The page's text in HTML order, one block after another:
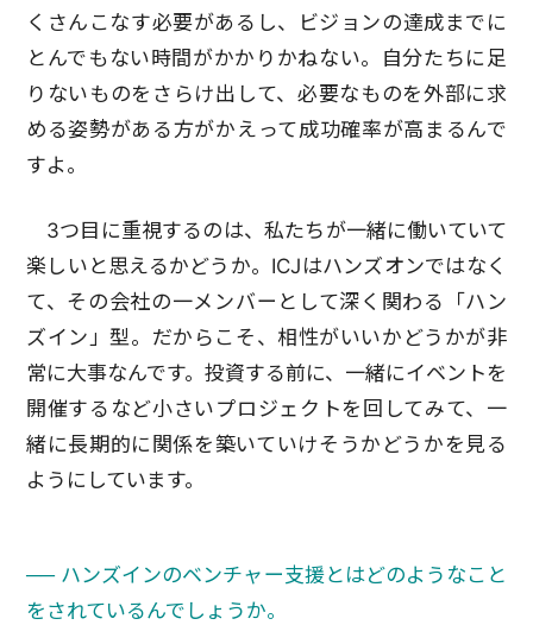
くさんこなす必要があるし、ビジョンの達成までに
とんでもない時間がかかりかねない。自分たちに足
りないものをさらけ出して、必要なものを外部に求
める姿勢がある方がかえって成功確率が高まるんで
すよ。
3つ目に重視するのは、私たちが一緒に働いていて
楽しいと思えるかどうか。ICJはハンズオンではなく
て、その会社の一メンバーとして深く関わる「ハン
ズイン」型。だからこそ、相性がいいかどうかが非
常に大事なんです。投資する前に、一緒にイベントを
開催するなど小さいプロジェクトを回してみて、一
緒に長期的に関係を築いていけそうかどうかを見る
ようにしています。
── ハンズインのベンチャー支援とはどのようなこと
をされているんでしょうか。